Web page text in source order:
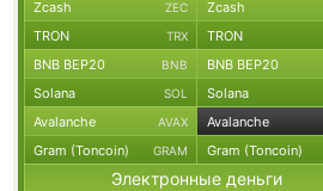
Zcash ZEC Zcash
TRON TRX TRON
BNB BEP20 BNB BNB BEP20
Solana SOL Solana
Avalanche AVAX Avalanche
Gram (Toncoin) GRAM Gram (Toncoin)
Электронные деньги